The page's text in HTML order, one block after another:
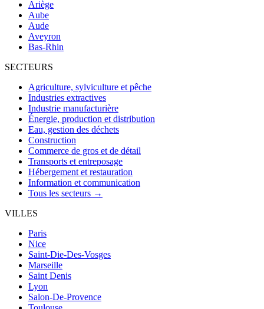
Ariège
Aube
Aude
Aveyron
Bas-Rhin
SECTEURS
Agriculture, sylviculture et pêche
Industries extractives
Industrie manufacturière
Énergie, production et distribution
Eau, gestion des déchets
Construction
Commerce de gros et de détail
Transports et entreposage
Hébergement et restauration
Information et communication
Tous les secteurs →
VILLES
Paris
Nice
Saint-Die-Des-Vosges
Marseille
Saint Denis
Lyon
Salon-De-Provence